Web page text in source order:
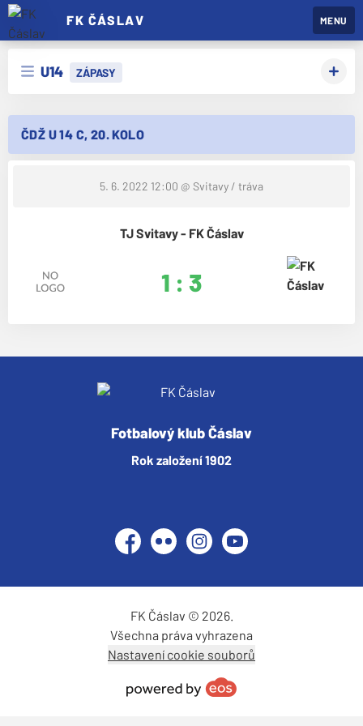
FK ČÁSLAV MENU
U14 ZÁPASY
ČDŽ U 14 C, 20. KOLO
5. 6. 2022 12:00 @ Svitavy / tráva
TJ Svitavy - FK Čáslav
1 : 3
Fotbalový klub Čáslav
Rok založení 1902
Facebook
Flickr InstagramYouTube
FK Čáslav © 2026.
Všechna práva vyhrazena
Nastavení cookie souborů